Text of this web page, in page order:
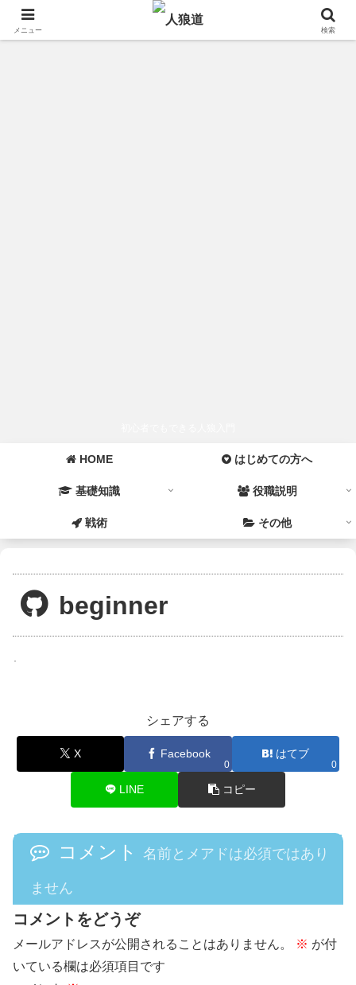
HOME はじめての方へ
基礎知識 役職説明
戦術 その他
beginner
シェアする
X Facebook
0
はてブ
0
LINE コピー
コメント 名前とメアドは必須ではあり
ません
コメントをどうぞ
メールアドレスが公開されることはありません。 ※ が付
いている欄は必須項目です
メニュー 検索